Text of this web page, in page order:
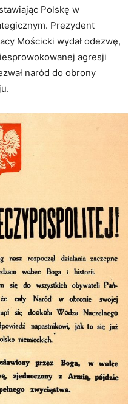
Polskę w
Prezydent
Mościcki wydał odezwę,
agresji
naród do obrony